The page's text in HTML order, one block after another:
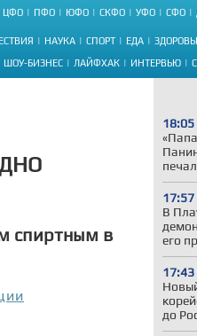
ЦФО ПФО ЮФО СКФО УФО СФО
НАУКА СПОРТ ЕДА
ШОУ-БИЗНЕС ЛАЙФХАК ИНТЕРВЬЮ
18:05
17:57
В
его
17:43
до
спиртным в